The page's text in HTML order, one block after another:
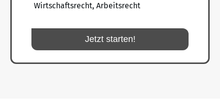
Wirtschaftsrecht, Arbeitsrecht
Jetzt starten!